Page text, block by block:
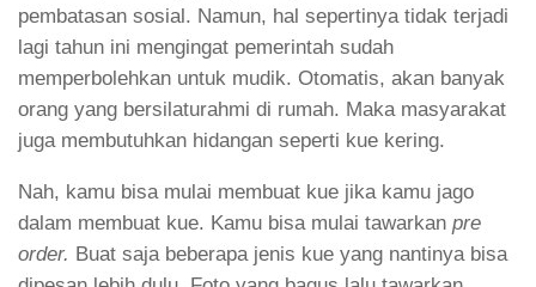
pembatasan sosial. Namun, hal sepertinya tidak terjadi
lagi tahun ini mengingat pemerintah sudah
memperbolehkan untuk mudik. Otomatis, akan banyak
orang yang bersilaturahmi di rumah. Maka masyarakat
juga membutuhkan hidangan seperti kue kering.
Nah, kamu bisa mulai membuat kue jika kamu jago
dalam membuat kue. Kamu bisa mulai tawarkan pre
order. Buat saja beberapa jenis kue yang nantinya bisa